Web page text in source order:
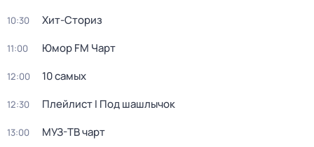
10:30 Хит-Сториз
11:00 Юмор FM Чарт
12:00 10 самых
12:30 Плейлист I Под шашлычок
13:00 МУЗ-ТВ чарт